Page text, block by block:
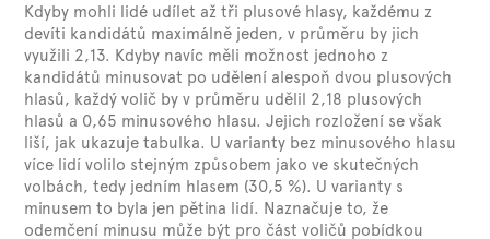
Kdyby mohli lidé udílet až tři plusové hlasy, každému z
devíti kandidátů maximálně jeden, v průměru by jich
využili 2,13. Kdyby navíc měli možnost jednoho z
kandidátů minusovat po udělení alespoň dvou plusových
hlasů, každý volič by v průměru udělil 2,18 plusových
hlasů a 0,65 minusového hlasu. Jejich rozložení se však
liší, jak ukazuje tabulka. U varianty bez minusového hlasu
více lidí volilo stejným způsobem jako ve skutečných
volbách, tedy jedním hlasem (30,5 %). U varianty s
minusem to byla jen pětina lidí. Naznačuje to, že
odemčení minusu může být pro část voličů pobídkou